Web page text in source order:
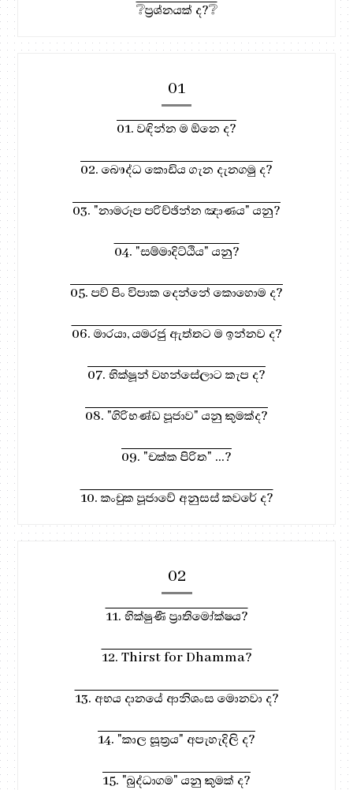
❔ප්‍රශ්නයක් ද?❔
01
01. වඳින්න ම ඕනෙ ද?
02. බෞද්ධ කොඩිය ගැන දැනගමු ද?
03. "නාමරූප පරිච්ඡින්න ඤාණය" යනු?
04. "සම්මාදිට්ඨිය" යනු?
05. පව් පිං විපාක දෙන්නේ කොහොම ද?
06. මාරයා, යමරජු ඇත්තට ම ඉන්නව ද?
07. භික්ෂූන් වහන්සේලාට කැප ද?
08. "ගිරිභණ්ඩ පූජාව" යනු කුමක්ද?
09. "චක්ක පිරිත" ...?
10. කංචුක පූජාවේ අනුසස් කවරේ ද?
02
11. භික්ෂුණී ප්‍රාතිමෝක්ෂය?
12. Thirst for Dhamma?
13. අභය දානයේ ආනිශංස මොනවා ද?
14. "කාල සූත්‍රය" අපැහැදිලි ද?
15. "බුද්ධාගම" යනු කුමක් ද?